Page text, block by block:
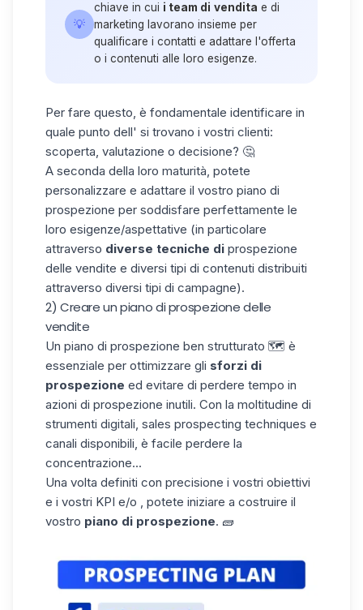
💡
chiave in cui i team di vendita e di
marketing lavorano insieme per
qualificare i contatti e adattare l'offerta
o i contenuti alle loro esigenze.
Per fare questo, è fondamentale identificare in
quale punto dell' si trovano i vostri clienti:
scoperta, valutazione o decisione? 🤔
A seconda della loro maturità, potete
personalizzare e adattare il vostro piano di
prospezione per soddisfare perfettamente le
loro esigenze/aspettative (in particolare
attraverso diverse tecniche di prospezione
delle vendite e diversi tipi di contenuti distribuiti
attraverso diversi tipi di campagne).
2) Creare un piano di prospezione delle
vendite
Un piano di prospezione ben strutturato 🗺️ è
essenziale per ottimizzare gli sforzi di
prospezione ed evitare di perdere tempo in
azioni di prospezione inutili. Con la moltitudine di
strumenti digitali, sales prospecting techniques e
canali disponibili, è facile perdere la
concentrazione...
Una volta definiti con precisione i vostri obiettivi
e i vostri KPI e/o , potete iniziare a costruire il
vostro piano di prospezione. 🧱